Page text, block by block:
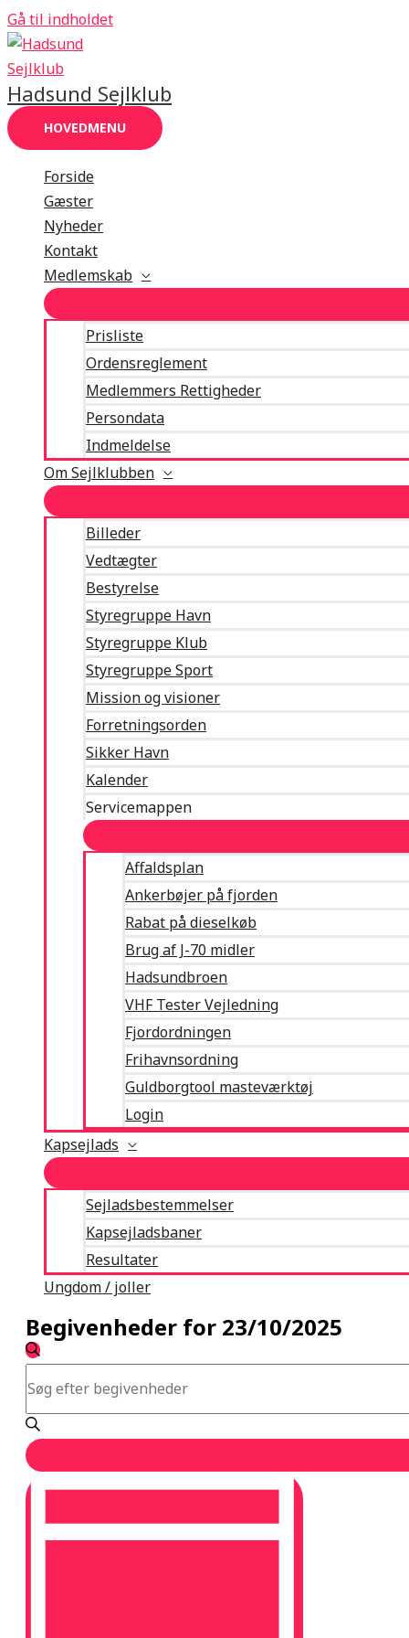
Gå til indholdet
Hadsund Sejlklub
HOVEDMENU
Forside
Gæster
Nyheder
Kontakt
Medlemskab
Prisliste
Ordensreglement
Medlemmers Rettigheder
Persondata
Indmeldelse
Om Sejlklubben
Billeder
Vedtægter
Bestyrelse
Styregruppe Havn
Styregruppe Klub
Styregruppe Sport
Mission og visioner
Forretningsorden
Sikker Havn
Kalender
Servicemappen
Affaldsplan
Ankerbøjer på fjorden
Rabat på dieselkøb
Brug af J-70 midler
Hadsundbroen
VHF Tester Vejledning
Fjordordningen
Frihavnsordning
Guldborgtool masteværktøj
Login
Kapsejlads
Sejladsbestemmelser
Kapsejladsbaner
Resultater
Ungdom / joller
Begivenheder for 23/10/2025
Begivenheder
Søgning
og
visninger
Navigation
SØG
BEGIVENHEDER
nøgleord.
Søg
efter
Begivenheder
på
nøgleord.
Begivenhed